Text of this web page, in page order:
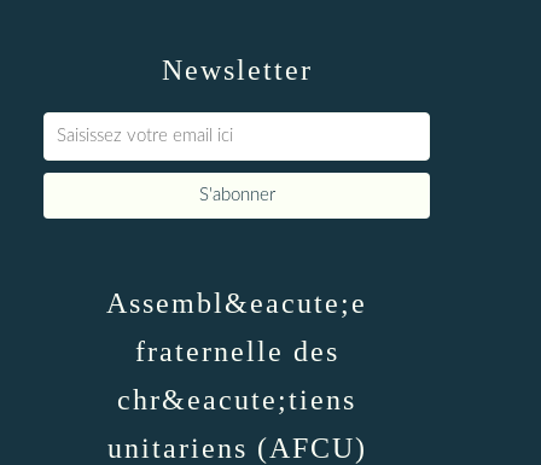
Newsletter
Assembl&eacute;e
fraternelle des
chr&eacute;tiens
unitariens (AFCU)